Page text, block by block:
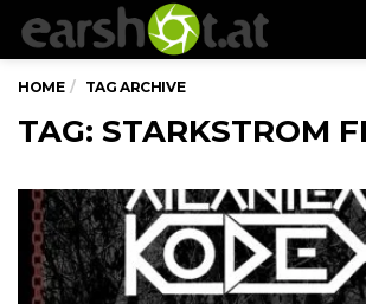
HOME TAG ARCHIVE
TAG: STARKSTROM